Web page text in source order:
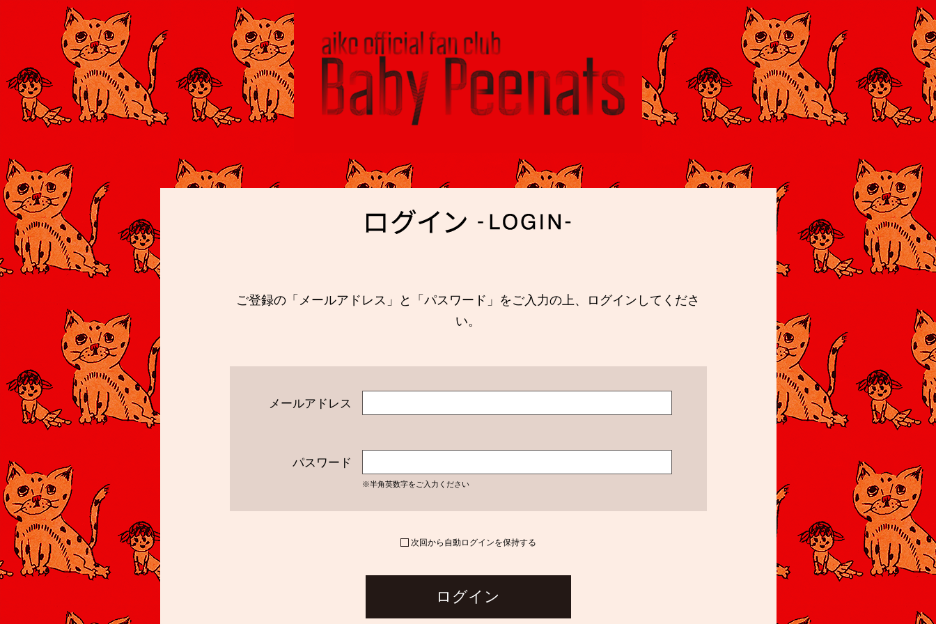
ご登録の「メールアドレス」と「パスワード」を ご入力の上、ログインしてくださ
い。
メールアドレス
パスワード
※半角英数字をご入力ください
次回から自動ログインを保持する
ログイン